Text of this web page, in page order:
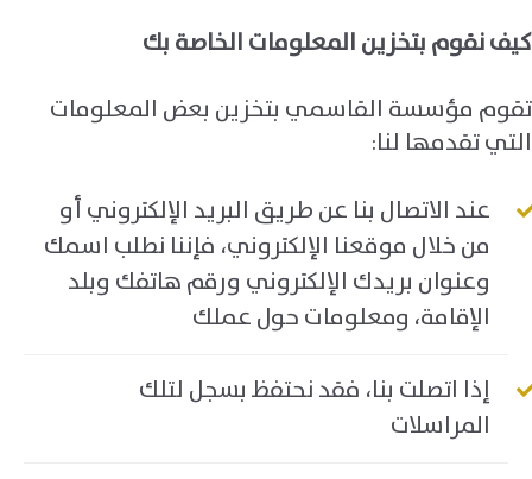
كيف نقوم بتخزين المعلومات الخاصة بك
تقوم مؤسسة القاسمي بتخزين بعض المعلومات
التي تقدمها لنا:
عند الاتصال بنا عن طريق البريد الإلكتروني أو
من خلال موقعنا الإلكتروني، فإننا نطلب اسمك
وعنوان بريدك الإلكتروني ورقم هاتفك وبلد
الإقامة، ومعلومات حول عملك
إذا اتصلت بنا، فقد نحتفظ بسجل لتلك
المراسلات